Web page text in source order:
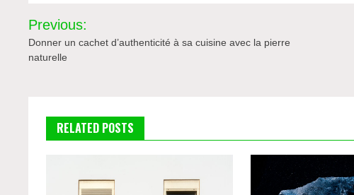
Navigation
de
Previous:
Donner un cachet d’authenticité à sa cuisine avec la pierre
naturelle
RELATED POSTS